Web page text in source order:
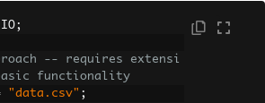
IO;
-- requires extensi
functionality
"data.csv" ;